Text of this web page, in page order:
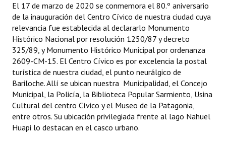
Ejecución Presupuestaria
Actas de Audiencias Públicas
NORMATIVA
Comunicaciones
Declaraciones
Resoluciones
Resoluciones de Presidencia
El 17 de marzo de 2020 se conmemora el 80.º aniversario
de la inauguración del Centro Cívico de nuestra ciudad cuya
relevancia fue establecida al declararlo Monumento
Histórico Nacional por resolución 1250/87 y decreto
325/89, y Monumento Histórico Municipal por ordenanza
2609-CM-15. El Centro Cívico es por excelencia la postal
turística de nuestra ciudad, el punto neurálgico de
Bariloche. Allí se ubican nuestra Municipalidad, el Concejo
Municipal, la Policía, la Biblioteca Popular Sarmiento, Usina
Cultural del centro Cívico y el Museo de la Patagonia,
entre otros. Su ubicación privilegiada frente al lago Nahuel
Huapi lo destacan en el casco urbano.